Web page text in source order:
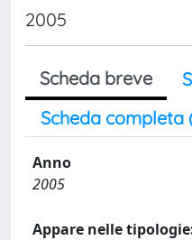
2005
Scheda breve
Scheda completa
Anno
2005
Appare nelle